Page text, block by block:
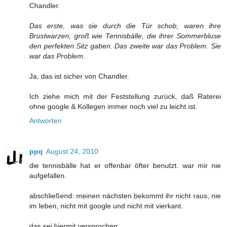
Chandler.
Das erste, was sie durch die Tür schob, waren ihre
Brustwarzen, groß wie Tennisbälle, die ihrer Sommerbluse
den perfekten Sitz gaben. Das zweite war das Problem. Sie
war das Problem.
Ja, das ist sicher von Chandler.
Ich ziehe mich mit der Feststellung zurück, daß Raterei
ohne google & Kollegen immer noch viel zu leicht ist.
Antworten
ppq August 24, 2010
die tennisbälle hat er offenbar öfter benutzt. war mir nie
aufgefallen.
abschließend: meinen nächsten bekommt ihr nicht raus, nie
im leben, nicht mit google und nicht mit vierkant.